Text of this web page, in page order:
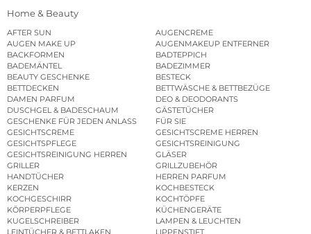
Home & Beauty
AFTER SUN
AUGENCREME
AUGEN MAKE UP
AUGENMAKEUP ENTFERNER
BACKFORMEN
BADTEPPICH
BADEMÄNTEL
BADEZIMMER
BEAUTY GESCHENKE
BESTECK
BETTDECKEN
BETTWÄSCHE & BETTBEZÜGE
DAMEN PARFUM
DEO & DEODORANTS
DUSCHGEL & BADESCHAUM
GÄSTETÜCHER
GESCHENKE FÜR JEDEN ANLASS
FÜR SIE
GESICHTSCREME
GESICHTSCREME HERREN
GESICHTSPFLEGE
GESICHTSREINIGUNG
GESICHTSREINIGUNG HERREN
GLÄSER
GRILLER
GRILLZUBEHÖR
HANDTÜCHER
HERREN PARFUM
KERZEN
KOCHBESTECK
KOCHGESCHIRR
KOCHTÖPFE
KÖRPERPFLEGE
KÜCHENGERÄTE
KUGELSCHREIBER
LAMPEN & LEUCHTEN
LEINTÜCHER & BETTLAKEN
LIPPENSTIFT